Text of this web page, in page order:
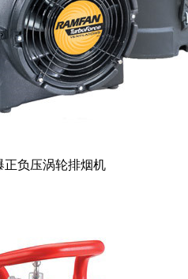
正负压涡轮排烟机